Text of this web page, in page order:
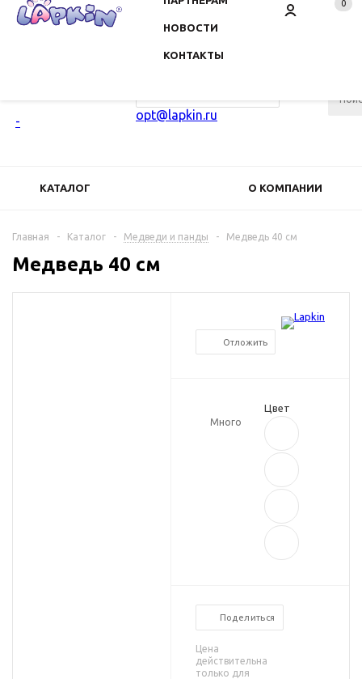
opt@lapkin.ru
КАТАЛОГ О КОМПАНИИ
ПАРТНЁРАМ НОВОСТИ
КОНТАКТЫ
НОВОСТИ
КОНТАКТЫ
0
Главная - Каталог - Медведи и панды - Медведь 40 см
Медведь 40 см
Отложить
Много
Цвет
Поделиться
Цена
действительна
только для